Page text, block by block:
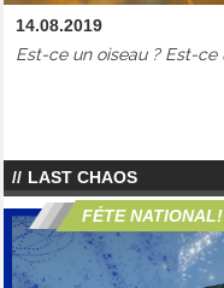
14.08.2019
Est-ce un oiseau ? Est-ce
LAST CHAOS
FÉTE NATIONAL!